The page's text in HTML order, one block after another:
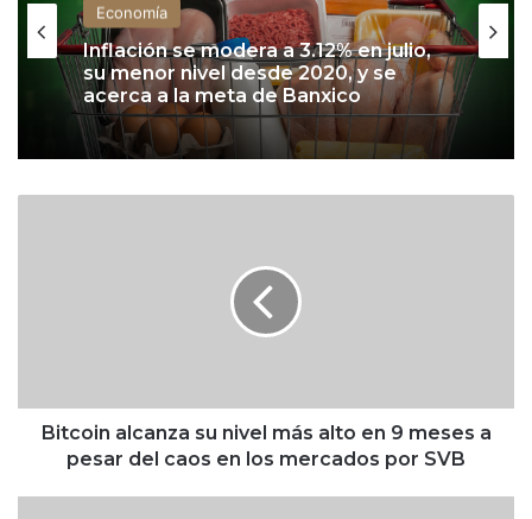
Economía
Inflación se modera a 3.12% en julio,
su menor nivel desde 2020, y se
acerca a la meta de Banxico
l
Bitcoin alcanza su nivel más alto en 9 meses a
pesar del caos en los mercados por SVB